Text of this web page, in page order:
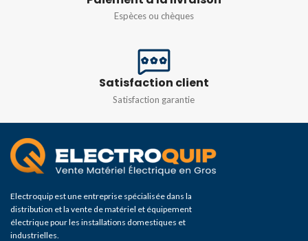
Espèces ou chèques
Satisfaction client
Satisfaction garantie
Electroquip est une entreprise spécialisée dans la
distribution et la vente de matériel et équipement
électrique pour les installations domestiques et
industrielles.